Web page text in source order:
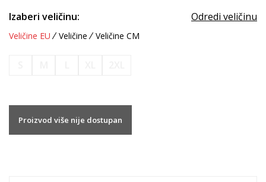
Izaberi veličinu: Odredi veličinu
Veličine EU Veličine Veličine CM
Proizvod više nije dostupan